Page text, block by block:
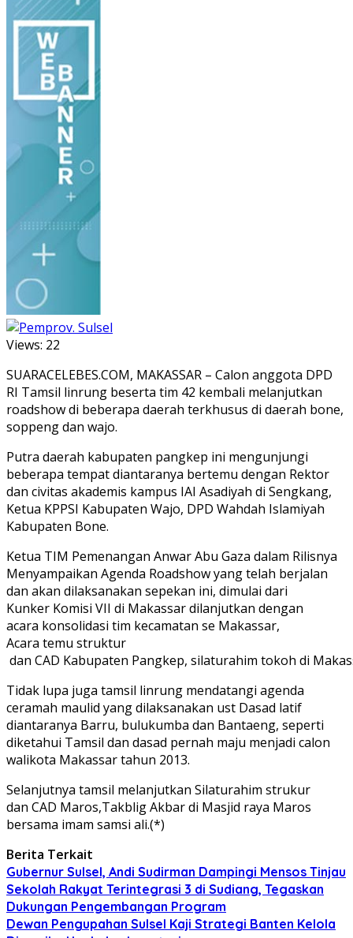
Views: 22
SUARACELEBES.COM, MAKASSAR – Calon anggota DPD
RI Tamsil linrung beserta tim 42 kembali melanjutkan
roadshow di beberapa daerah terkhusus di daerah bone,
soppeng dan wajo.
Putra daerah kabupaten pangkep ini mengunjungi
beberapa tempat diantaranya bertemu dengan Rektor
dan civitas akademis kampus IAI Asadiyah di Sengkang,
Ketua KPPSI Kabupaten Wajo, DPD Wahdah Islamiyah
Kabupaten Bone.
Ketua TIM Pemenangan Anwar Abu Gaza dalam Rilisnya
Menyampaikan Agenda Roadshow yang telah berjalan
dan akan dilaksanakan sepekan ini, dimulai dari
Kunker Komisi VII di Makassar dilanjutkan dengan
acara konsolidasi tim kecamatan se Makassar,
Acara temu struktur
dan CAD Kabupaten Pangkep, silaturahim tokoh di
Tidak lupa juga tamsil linrung mendatangi agenda
ceramah maulid yang dilaksanakan ust Dasad latif
diantaranya Barru, bulukumba dan Bantaeng, seperti
diketahui Tamsil dan dasad pernah maju menjadi calon
walikota Makassar tahun 2013.
Selanjutnya tamsil melanjutkan Silaturahim strukur
dan CAD Maros,Takblig Akbar di Masjid raya Maros
bersama imam samsi ali.(*)
Berita Terkait
Gubernur Sulsel, Andi Sudirman Dampingi Mensos Tinjau
Sekolah Rakyat Terintegrasi 3 di Sudiang, Tegaskan
Dukungan Pengembangan Program
Dewan Pengupahan Sulsel Kaji Strategi Banten Kelola